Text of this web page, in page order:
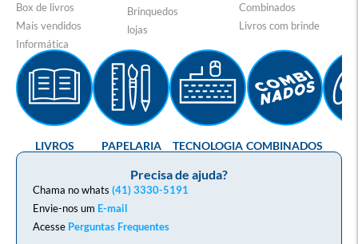
Box de livros
Mais vendidos
Informática
Brinquedos
lojas
Combinados
Livros com brinde
Precisa de ajuda?
Chama no whats (41) 3330-5191
Envie-nos um E-mail
Acesse Perguntas Frequentes
LIVROS PAPELARIA TECNOLOGIA COMBINADOS